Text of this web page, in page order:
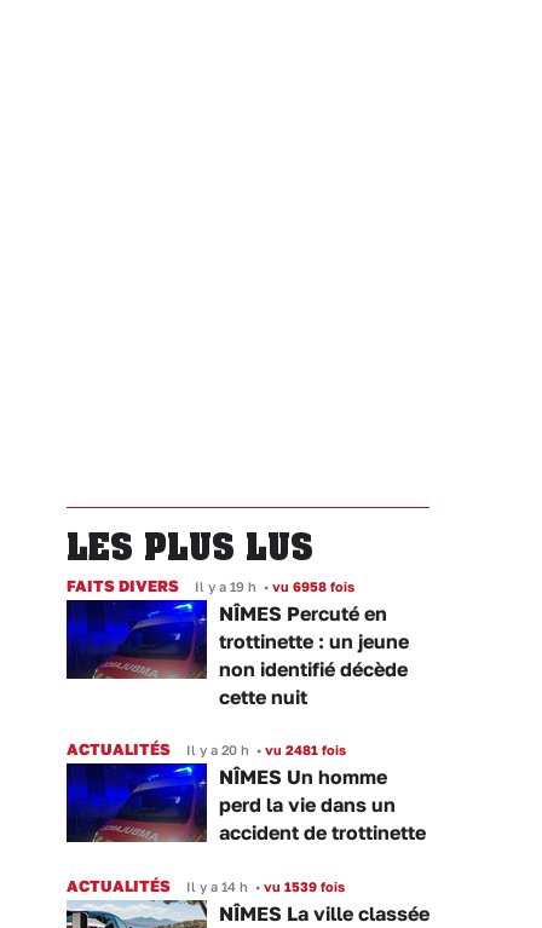
LES PLUS LUS
FAITS DIVERS Il y a 19 h • vu 6958 fois
NÎMES Percuté en
trottinette : un jeune
non identifié décède
cette nuit
ACTUALITÉS Il y a 20 h • vu 2481 fois
NÎMES Un homme
perd la vie dans un
accident de trottinette
ACTUALITÉS Il y a 14 h • vu 1539 fois
NÎMES La ville classée